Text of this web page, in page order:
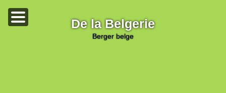
De la Belgerie
berger belge